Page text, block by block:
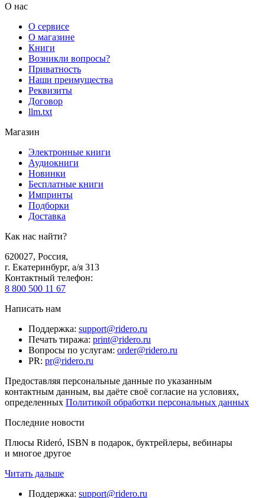
О нас
О сервисе
О магазине
Книги
Возникли вопросы?
Приватность
Наши преимущества
Реквизиты
Договор
llm.txt
Магазин
Электронные книги
Аудиокниги
Новинки
Бесплатные книги
Импринты
Подборки
Доставка
Как нас найти?
620027, Россия,
г. Екатеринбург, а/я 313
Контактный телефон:
8 800 500 11 67
Написать нам
Поддержка: support@ridero.ru
Печать тиража: print@ridero.ru
Вопросы по услугам: order@ridero.ru
PR: pr@ridero.ru
Предоставляя персональные данные по указанным
контактным данным, вы даёте своё согласие на условиях,
определенных Политикой обработки персональных данных
Последние новости
Плюсы Rideró, ISBN в подарок, буктрейлеры, вебинары
и многое другое
Читать дальше
Поддержка: support@ridero.ru